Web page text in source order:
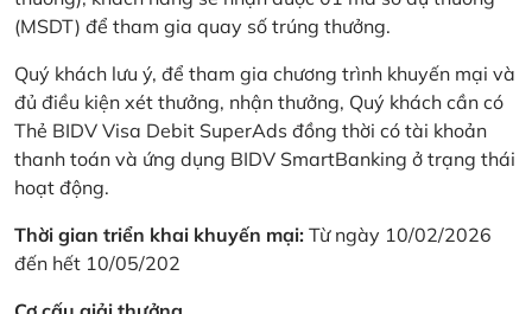
(MSDT) để tham gia quay số trúng thưởng.
Quý khách lưu ý, để tham gia chương trình khuyến mại và
đủ điều kiện xét thưởng, nhận thưởng, Quý khách cần có
Thẻ BIDV Visa Debit SuperAds đồng thời có tài khoản
thanh toán và ứng dụng BIDV SmartBanking ở trạng thái
hoạt động.
Thời gian triển khai khuyến mại: Từ ngày 10/02/2026
đến hết 10/05/202